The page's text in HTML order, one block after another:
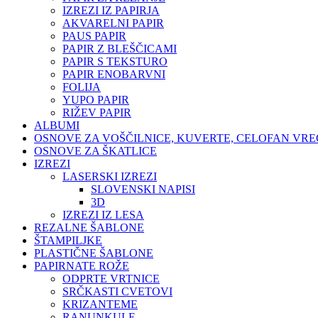
IZREZI IZ PAPIRJA
AKVARELNI PAPIR
PAUS PAPIR
PAPIR Z BLEŠČICAMI
PAPIR S TEKSTURO
PAPIR ENOBARVNI
FOLIJA
YUPO PAPIR
RIŽEV PAPIR
ALBUMI
OSNOVE ZA VOŠČILNICE, KUVERTE, CELOFAN
OSNOVE ZA ŠKATLICE
IZREZI
LASERSKI IZREZI
SLOVENSKI NAPISI
3D
IZREZI IZ LESA
REZALNE ŠABLONE
ŠTAMPILJKE
PLASTIČNE ŠABLONE
PAPIRNATE ROŽE
ODPRTE VRTNICE
SRČKASTI CVETOVI
KRIZANTEME